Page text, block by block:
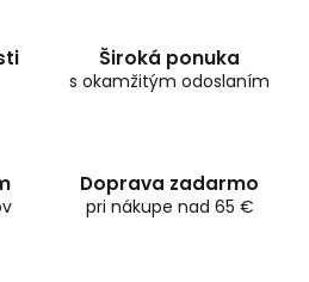
Široká ponuka
s okamžitým odoslaním
Doprava zadarmo
pri nákupe nad 65 €